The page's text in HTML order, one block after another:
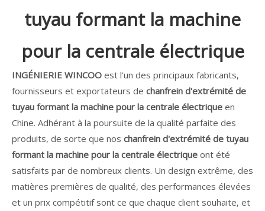
tuyau formant la machine
pour la centrale électrique
INGÉNIERIE WINCOO est l'un des principaux fabricants,
fournisseurs et exportateurs de chanfrein d'extrémité de
tuyau formant la machine pour la centrale électrique en
Chine. Adhérant à la poursuite de la qualité parfaite des
produits, de sorte que nos chanfrein d'extrémité de tuyau
formant la machine pour la centrale électrique ont été
satisfaits par de nombreux clients. Un design extrême, des
matières premières de qualité, des performances élevées
et un prix compétitif sont ce que chaque client souhaite, et